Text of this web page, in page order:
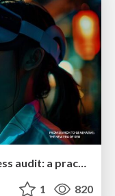
How to build an LLM SEO readiness audit: a practical framework
1 820